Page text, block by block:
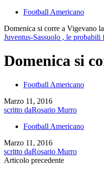
Football Americano
Domenica si corre a Vigevano
Juventus-Sassuolo , le probabili
Domenica si
Football Americano
Marzo 11, 2016
scritto daRosario Murro
Football Americano
Marzo 11, 2016
scritto daRosario Murro
Articolo precedente